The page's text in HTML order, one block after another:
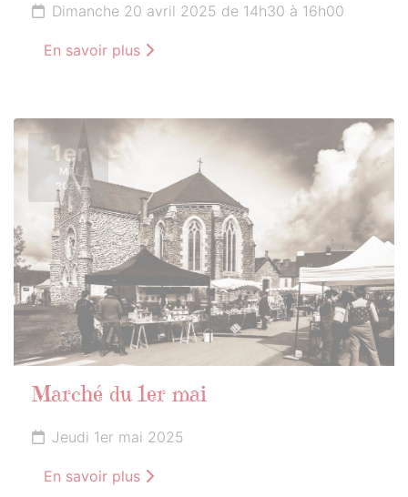
Dimanche 20 avril 2025 de 14h30 à 16h00
En savoir plus
1er
MAI
2025
Marché du 1er mai
Jeudi 1er mai 2025
En savoir plus